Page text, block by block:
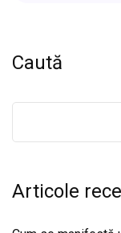
Caută
Articole